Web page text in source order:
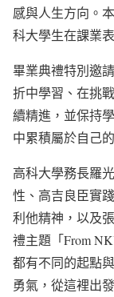
感與人生方向。
科大學生在課業
畢業典禮特別邀
折中學習、在挑
續精進，並保持
中累積屬於自己
高科大學務長羅
性、高吉良臣實
利他精神，以及
禮主題「From
都有不同的起點
勇氣，從這裡出